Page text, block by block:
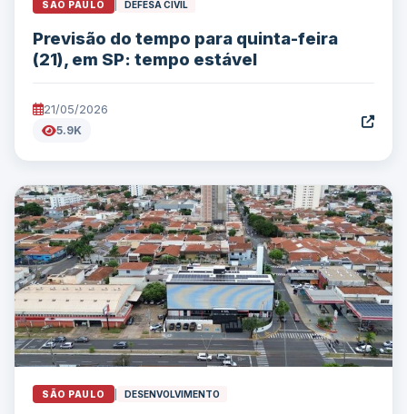
SÃO PAULO DEFESA CIVIL
Previsão do tempo para quinta-feira
(21), em SP: tempo estável
21/05/2026
5.9K
SÃO PAULO DESENVOLVIMENTO